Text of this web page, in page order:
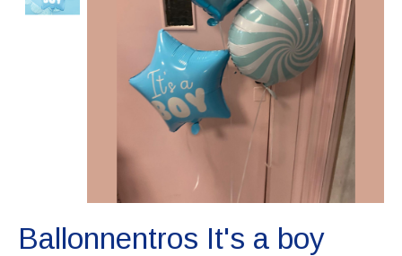
Ballonnentros It's a boy